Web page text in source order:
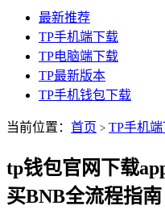
最新推荐
TP手机端下载
TP电脑端下载
TP最新版本
TP手机钱包下载
当前位置： 首页 > TP手机
tp钱包官网下载
买BNB全流程指南